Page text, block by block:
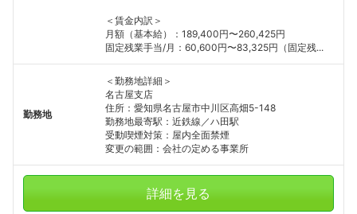
＜賃金内訳＞
月額（基本給）：189,400円〜260,425円
固定残業手当/月：60,600円〜83,325円（固定残...
勤務地
＜勤務地詳細＞
名古屋支店
住所：愛知県名古屋市中川区高畑5-148
勤務地最寄駅：近鉄線／ハ田駅
受動喫煙対策：屋内全面禁煙
変更の範囲：会社の定める事業所
詳細を見る